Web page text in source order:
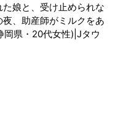
た娘と、受け止められな
、助産師がミルクをあ
岡県・20代女性)|Jタウ